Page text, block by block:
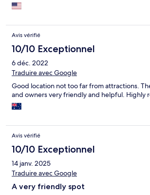
Avis vérifié
10/10 Exceptionnel
6 déc. 2022
Traduire avec Google
Good location not too far from attractions.
and owners very friendly and helpful. Highly
Avis vérifié
10/10 Exceptionnel
14 janv. 2025
Traduire avec Google
A very friendly spot